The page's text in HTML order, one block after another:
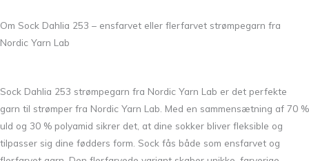
Om Sock Dahlia 253 – ensfarvet eller flerfarvet strømpegarn fra
Nordic Yarn Lab
Sock Dahlia 253 strømpegarn fra Nordic Yarn Lab er det perfekte
garn til strømper fra Nordic Yarn Lab. Med en sammensætning af 70 %
uld og 30 % polyamid sikrer det, at dine sokker bliver fleksible og
tilpasser sig dine fødders form. Sock fås både som ensfarvet og